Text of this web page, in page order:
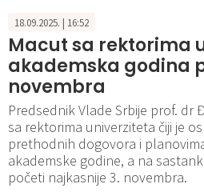
18.09.2025. | 16:52
Macut sa rektorima
akademska godina
novembra
Predsednik Vlade Srbije prof. dr
sa rektorima univerziteta čiji je
prethodnih dogovora i
akademske godine, a na
početi najkasnije 3. novembra.